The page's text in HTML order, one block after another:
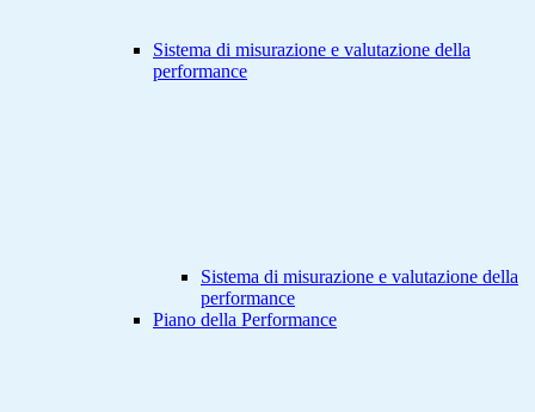
Sistema di misurazione e valutazione della
performance
Sistema di misurazione e valutazione della
performance
Piano della Performance